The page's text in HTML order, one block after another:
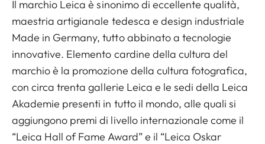
Il marchio Leica è sinonimo di eccellente qualità,
maestria artigianale tedesca e design industriale
Made in Germany, tutto abbinato a tecnologie
innovative. Elemento cardine della cultura del
marchio è la promozione della cultura fotografica,
con circa trenta gallerie Leica e le sedi della Leica
Akademie presenti in tutto il mondo, alle quali si
aggiungono premi di livello internazionale come il
“Leica Hall of Fame Award” e il “Leica Oskar